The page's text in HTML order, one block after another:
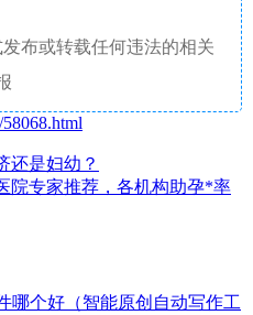
布或转载任何违法的相关
还是妇幼？
院专家推荐，各机构助孕*率
哪个好（智能原创自动写作工